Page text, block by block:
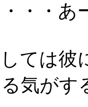
・・あ
ては彼
気がす